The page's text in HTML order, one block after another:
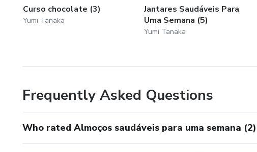
Curso chocolate (3)
Yumi Tanaka
Jantares Saudáveis Para
Uma Semana (5)
Yumi Tanaka
Frequently Asked Questions
Who rated Almoços saudáveis para uma semana